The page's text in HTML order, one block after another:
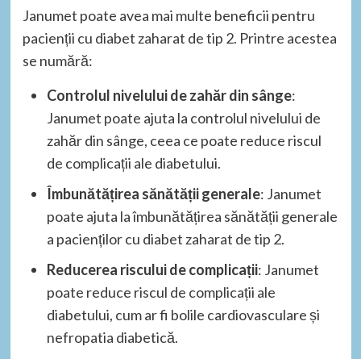
Janumet poate avea mai multe beneficii pentru
pacienții cu diabet zaharat de tip 2. Printre acestea
se numără:
Controlul nivelului de zahăr din sânge:
Janumet poate ajuta la controlul nivelului de
zahăr din sânge, ceea ce poate reduce riscul
de complicații ale diabetului.
Îmbunătățirea sănătății generale: Janumet
poate ajuta la îmbunătățirea sănătății generale
a pacienților cu diabet zaharat de tip 2.
Reducerea riscului de complicații: Janumet
poate reduce riscul de complicații ale
diabetului, cum ar fi bolile cardiovasculare și
nefropatia diabetică.